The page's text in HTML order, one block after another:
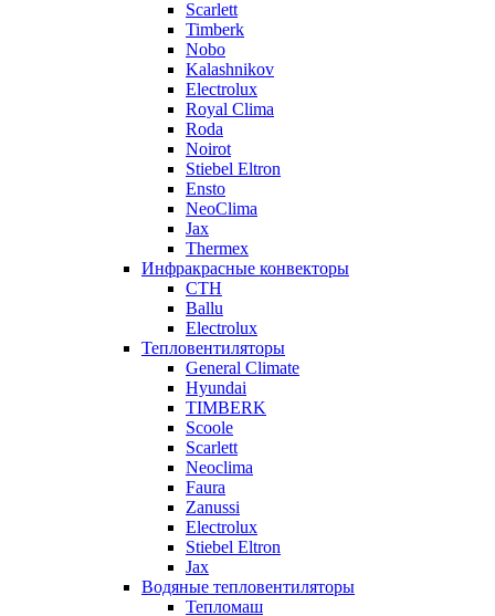
Scarlett
Timberk
Nobo
Kalashnikov
Electrolux
Royal Clima
Roda
Noirot
Stiebel Eltron
Ensto
NeoClima
Jax
Thermex
Инфракрасные конвекторы
CTH
Ballu
Electrolux
Тепловентиляторы
General Climate
Hyundai
TIMBERK
Scoole
Scarlett
Neoclima
Faura
Zanussi
Electrolux
Stiebel Eltron
Jax
Водяные тепловентиляторы
Тепломаш